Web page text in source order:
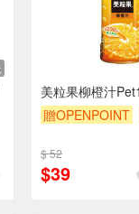
美粒果柳橙汁
贈OPENPOINT
$ 52
$39